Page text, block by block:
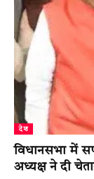
देश
विधानसभा में
अध्यक्ष ने दी